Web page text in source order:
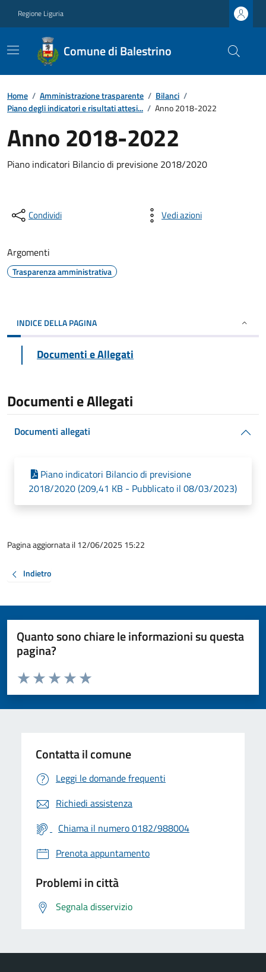
Regione Liguria
Comune di Balestrino
Home / Amministrazione trasparente / Bilanci /
Piano degli indicatori e risultati attesi... / Anno 2018-2022
Anno 2018-2022
Piano indicatori Bilancio di previsione 2018/2020
Condividi Vedi azioni
Argomenti
Trasparenza amministrativa
INDICE DELLA PAGINA
Documenti e Allegati
Documenti e Allegati
Documenti allegati
Piano indicatori Bilancio di previsione
2018/2020 (209,41 KB - Pubblicato il 08/03/2023)
Pagina aggiornata il 12/06/2025 15:22
Indietro
Quanto sono chiare le informazioni su questa
pagina?
Valuta da 1 a 5 stelle la pagina
Valuta 5 stelle su 5
Valuta 4 stelle su 5
Valuta 3 stelle su 5
Valuta 2 stelle su 5
Valuta 1 stelle su 5
Contatta il comune
Leggi le domande frequenti
Richiedi assistenza
Chiama il numero 0182/988004
Prenota appuntamento
Problemi in città
Segnala disservizio